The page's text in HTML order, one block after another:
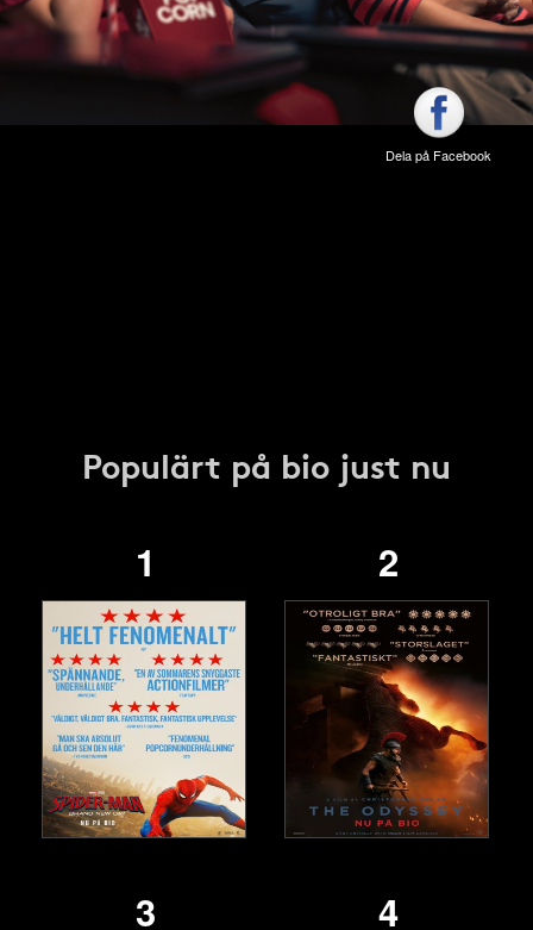
Dela på Facebook
Populärt på bio just nu
1 2
3 4